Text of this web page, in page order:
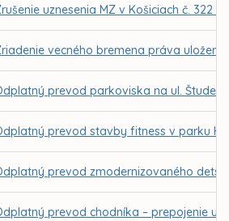
uznesenia MZ v Košiciach č. 322 zo
vecného bremena práva
prevod parkoviska na ul.
prevod stavby fitness v parku
prevod zmodernizovaného
prevod chodníka – prepojenie